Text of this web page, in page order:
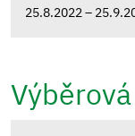
25.8.2022 –